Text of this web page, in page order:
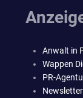
Anwalt in
Wappen
PR-